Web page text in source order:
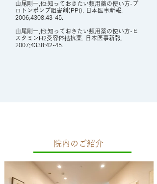
山尾剛一,他:知っておきたい頻用薬の使い方-プ
ロトンポンプ阻害剤(PPI). 日本医事新報.
2006;4308:43-45.
山尾剛一,他:知っておきたい頻用薬の使い方-ヒ
スタミンH2受容体拮抗薬. 日本医事新報.
2007;4338:42-45.
院内のご紹介